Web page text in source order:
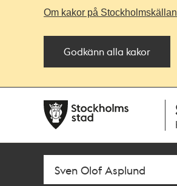
Om kakor på Stockholmskällan
Godkänn alla kakor
navigationen
huvudinnehållet
Sök